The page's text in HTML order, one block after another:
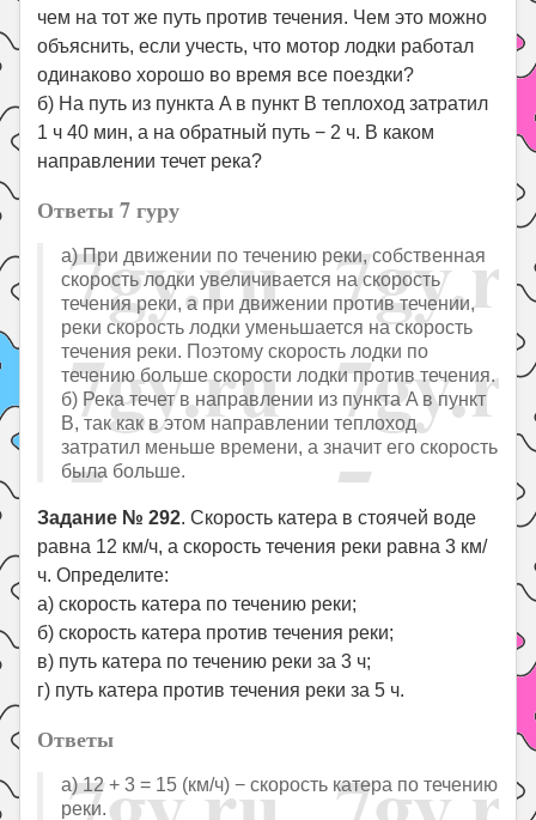
Поиск
чем на тот же путь против течения. Чем это можно
объяснить, если учесть, что мотор лодки работал
одинаково хорошо во время все поездки?
б) На путь из пункта A в пункт B теплоход затратил
1 ч 40 мин, а на обратный путь − 2 ч. В каком
направлении течет река?
Ответы 7 гуру
а) При движении по течению реки, собственная
скорость лодки увеличивается на скорость
течения реки, а при движении против течении,
реки скорость лодки уменьшается на скорость
течения реки. Поэтому скорость лодки по
течению больше скорости лодки против течения.
б) Река течет в направлении из пункта A в пункт
B, так как в этом направлении теплоход
затратил меньше времени, а значит его скорость
была больше.
Задание № 292. Скорость катера в стоячей воде
равна 12 км/ч, а скорость течения реки равна 3 км/
ч. Определите:
а) скорость катера по течению реки;
б) скорость катера против течения реки;
в) путь катера по течению реки за 3 ч;
г) путь катера против течения реки за 5 ч.
Ответы
а) 12 + 3 = 15 (км/ч) − скорость катера по течению
реки.